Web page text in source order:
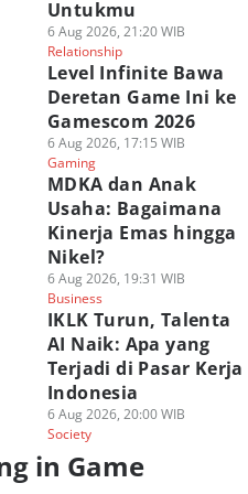
Untukmu
6 Aug 2026, 21:20 WIB
Relationship
Level Infinite Bawa
Deretan Game Ini ke
Gamescom 2026
6 Aug 2026, 17:15 WIB
Gaming
MDKA dan Anak
Usaha: Bagaimana
Kinerja Emas hingga
Nikel?
6 Aug 2026, 19:31 WIB
Business
IKLK Turun, Talenta
AI Naik: Apa yang
Terjadi di Pasar Kerja
Indonesia
6 Aug 2026, 20:00 WIB
Society
in Game